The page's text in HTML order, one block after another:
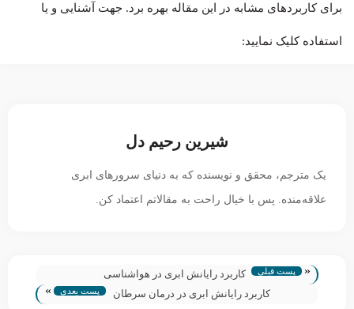
برای کاربردهای مشابه در این مقاله بهره برد. جهت آشنایی و یا
استفاده کلیک نمایید:
شیرین رحیم دل
یک مترجم، محقق و نویسنده که به دنیای سرورهای ابری
علاقه‌منده. پس با خیال راحت به مقالاتم اعتماد کن.
« پست قبلی
کاربرد رایانش ابری در هواشناسی
کاربرد رایانش ابری در درمان سرطان
پست بعدی »